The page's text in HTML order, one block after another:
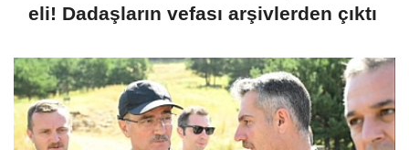
eli! Dadaşların vefası arşivlerden çıktı